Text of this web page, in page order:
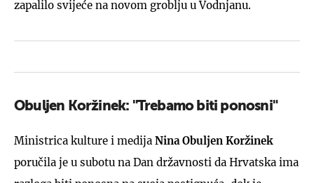
zapalilo svijeće na novom groblju u Vodnjanu.
Obuljen Koržinek: "Trebamo biti ponosni"
Ministrica kulture i medija Nina Obuljen Koržinek
poručila je u subotu na Dan državnosti da Hrvatska ima